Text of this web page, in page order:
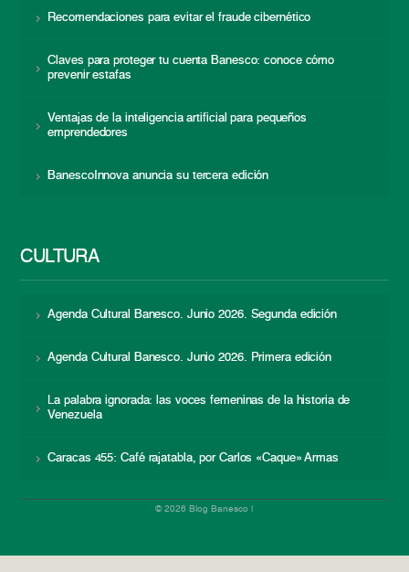
Recomendaciones para evitar el fraude cibernético
Claves para proteger tu cuenta Banesco: conoce cómo
prevenir estafas
Ventajas de la inteligencia artificial para pequeños
emprendedores
BanescoInnova anuncia su tercera edición
CULTURA
Agenda Cultural Banesco. Junio 2026. Segunda edición
Agenda Cultural Banesco. Junio 2026. Primera edición
La palabra ignorada: las voces femeninas de la historia de
Venezuela
Caracas 455: Café rajatabla, por Carlos «Caque» Armas
© 2026 Blog Banesco |